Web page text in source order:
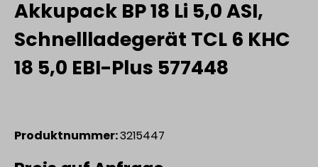
Akkupack BP 18 Li 5,0 ASI,
Schnellladegerät TCL 6 KHC
18 5,0 EBI-Plus 577448
Produktnummer:3215447